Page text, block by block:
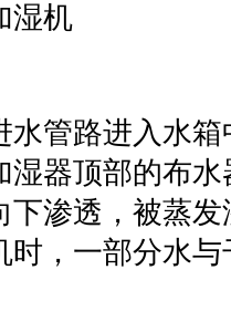
湿机
水管路进入水
湿器顶部的布
下渗透，被蒸
时，一部分水